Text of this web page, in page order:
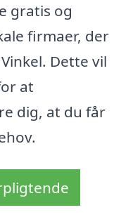
gratis og
firmaer, der
Dette vil
at
dig, at du får